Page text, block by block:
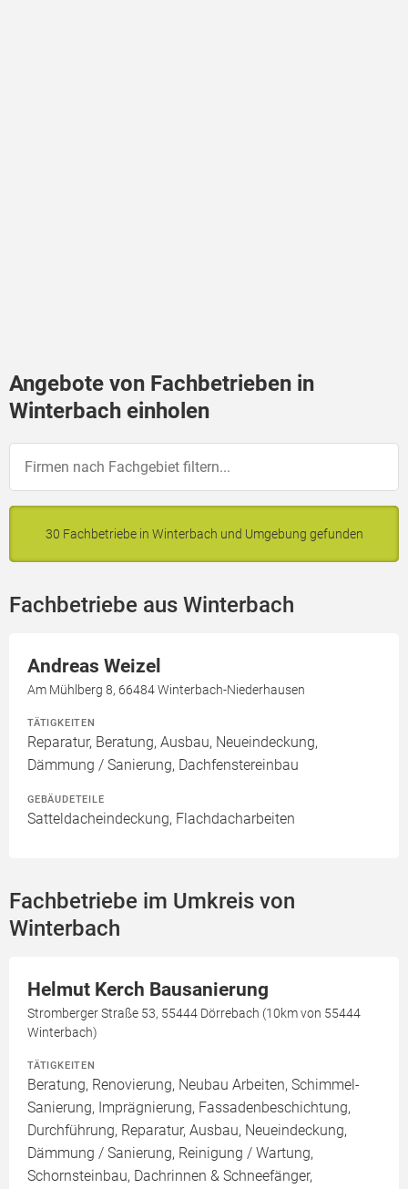
Angebote von Fachbetrieben in
Winterbach einholen
30 Fachbetriebe in Winterbach und Umgebung gefunden
Fachbetriebe aus Winterbach
Andreas Weizel
Am Mühlberg 8, 66484 Winterbach-Niederhausen
TÄTIGKEITEN
Reparatur, Beratung, Ausbau, Neueindeckung,
Dämmung / Sanierung, Dachfenstereinbau
GEBÄUDETEILE
Satteldacheindeckung, Flachdacharbeiten
Fachbetriebe im Umkreis von
Winterbach
Helmut Kerch Bausanierung
Stromberger Straße 53, 55444 Dörrebach (10km von 55444
Winterbach)
TÄTIGKEITEN
Beratung, Renovierung, Neubau Arbeiten, Schimmel-
Sanierung, Imprägnierung, Fassadenbeschichtung,
Durchführung, Reparatur, Ausbau, Neueindeckung,
Dämmung / Sanierung, Reinigung / Wartung,
Schornsteinbau, Dachrinnen & Schneefänger,